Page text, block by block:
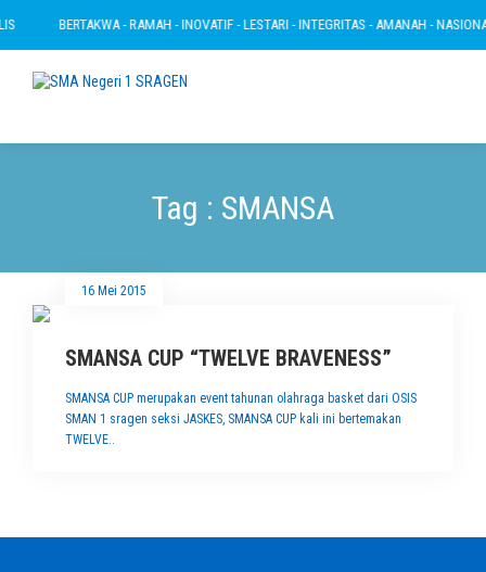
BERTAKWA - RAMAH - INOVATIF - LESTARI - INTEGRITAS - AMANAH -
Tag : SMANSA
16 Mei 2015
SMANSA CUP “TWELVE BRAVENESS”
SMANSA CUP merupakan event tahunan olahraga basket dari OSIS
SMAN 1 sragen seksi JASKES, SMANSA CUP kali ini bertemakan
TWELVE..